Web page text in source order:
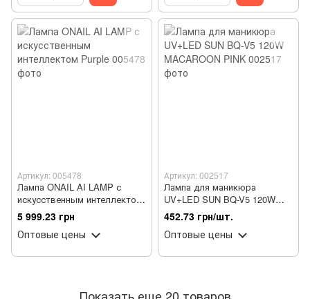
Артикул: 005478
Лампа ONAIL AI LAMP с
искусственным интеллектом
Purple
5 999.23 грн
Оптовые цены
Артикул: 002517
Лампа для маникюра
UV+LED SUN BQ-V5 120W
MACAROON PINK
452.73 грн/шт.
Оптовые цены